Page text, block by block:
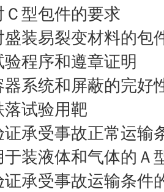
型包件的要求
装易裂变材料的包
程序和遵章证明
系统和屏蔽的完好
试验用靶
承受事故正常运输
装液体和气体的Ａ
承受事故运输条件